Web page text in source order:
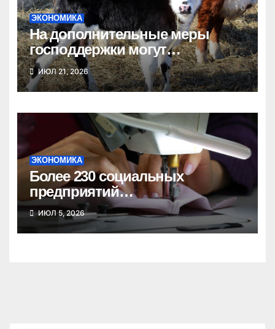
ЭКОНОМИКА
На дополнительные меры
господдержки могут
рассчитывать новосибирские
фермеры
ИЮЛ 21, 2026
ЭКОНОМИКА
Более 230 социальных
предприятий
зарегистрировано в
Новосибирской области
ИЮЛ 5, 2026